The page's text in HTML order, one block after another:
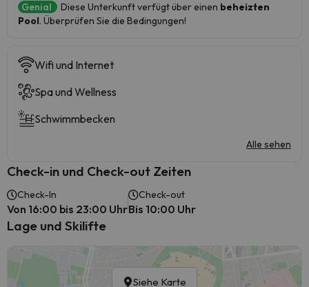
Genial Diese Unterkunft verfügt über einen beheizten
Pool. Überprüfen Sie die Bedingungen!
Wifi und Internet
Spa und Wellness
Schwimmbecken
Alle sehen
Check-in und Check-out Zeiten
Check-In
Von 16:00 bis 23:00 Uhr
Check-out
Bis 10:00 Uhr
Lage und Skilifte
Siehe Karte